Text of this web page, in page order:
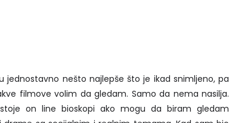
jednostavno nešto najlepše što je ikad snimljeno, pa
filmove volim da gledam. Samo da nema nasilja.
on line bioskopi ako mogu da biram gledam